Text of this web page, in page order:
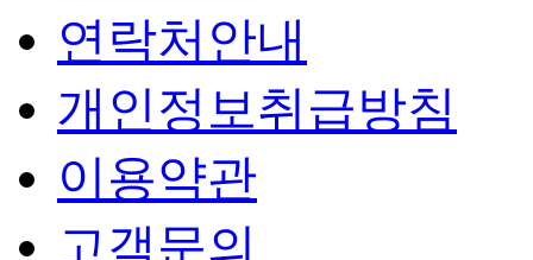
연락처안내
개인정보취급방침
이용약관
고객문의